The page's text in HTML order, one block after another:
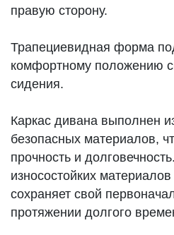
правую сторону.
Трапециевидная форма
комфортному положению
сидения.
Каркас дивана выполнен
безопасных материалов,
прочность и
износостойких материалов
сохраняет свой
протяжении долгого